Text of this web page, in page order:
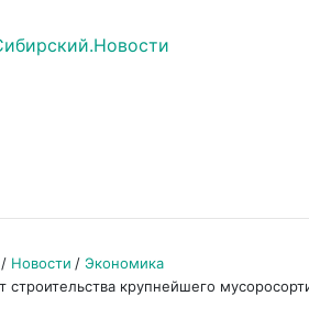
Новости
Экономика
строительства крупнейшего